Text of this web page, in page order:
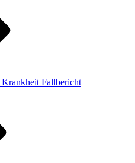
Krankheit Fallbericht